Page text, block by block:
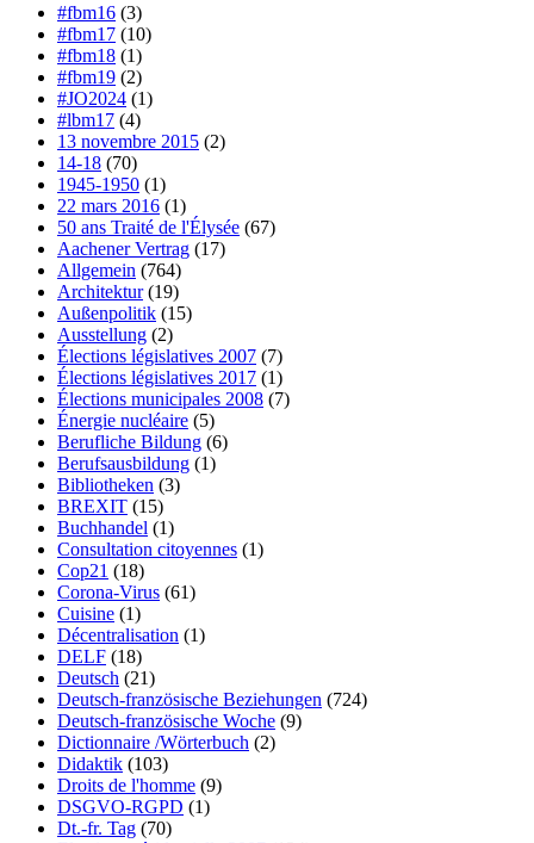
#fbm16 (3)
#fbm17 (10)
#fbm18 (1)
#fbm19 (2)
#JO2024 (1)
#lbm17 (4)
13 novembre 2015 (2)
14-18 (70)
1945-1950 (1)
22 mars 2016 (1)
50 ans Traité de l'Élysée (67)
Aachener Vertrag (17)
Allgemein (764)
Architektur(19)
Außenpolitik (15)
Ausstellung (2)
Élections législatives 2007 (7)
Élections législatives 2017 (1)
Élections municipales 2008 (7)
Énergie nucléaire (5)
Berufliche Bildung (6)
Berufsausbildung (1)
Bibliotheken (3)
BREXIT (15)
Buchhandel (1)
Consultation citoyennes (1)
Cop21 (18)
Corona-Virus (61)
Cuisine (1)
Décentralisation (1)
DELF (18)
Deutsch (21)
Deutsch-französische Beziehungen (724)
Deutsch-französische Woche (9)
Dictionnaire /Wörterbuch (2)
Didaktik (103)
Droits de l'homme (9)
DSGVO-RGPD (1)
Dt.-fr. Tag (70)